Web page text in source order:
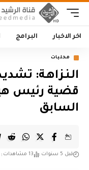
اخر الاخبار البرامج
محليات
الـنـزاهـة:
قضية رئيس
السابق
قبل 5 سنوات 13 مشاهدات